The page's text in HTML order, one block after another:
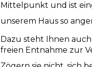
Mittelpunkt und ist
unserem Haus so
Dazu steht Ihnen
freien Entnahme zur